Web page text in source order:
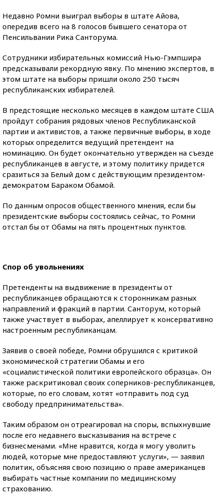
Недавно Ромни выиграл выборы в штате Айова,
опередив всего на 8 голосов бывшего сенатора от
Пенсильвании Рика Санторума.
Сотрудники избирательных комиссий Нью-Гэмпшира
предсказывали рекордную явку. По мнению экспертов, в
этом штате на выборы пришли около 250 тысяч
республиканских избирателей.
В предстоящие несколько месяцев в каждом штате США
пройдут собрания рядовых членов Республиканской
партии и активистов, а также первичные выборы, в ходе
которых определится ведущий претендент на
номинацию. Он будет окончательно утвержден на съезде
республиканцев в августе, и этому политику придется
сразиться за Белый дом с действующим президентом-
демократом Бараком Обамой.
По данным опросов общественного мнения, если бы
президентские выборы состоялись сейчас, то Ромни
отстал бы от Обамы на пять процентных пунктов.
Спор об увольнениях
Претенденты на выдвижение в президенты от
республиканцев обращаются к сторонникам разных
направлений и фракций в партии. Санторум, который
также участвует в выборах, апеллирует к консервативно
настроенным республиканцам.
Заявив о своей победе, Ромни обрушился с критикой
экономической стратегии Обамы и его
«социалистической политики европейского образца». Он
также раскритиковал своих соперников-республиканцев,
которые, по его словам, хотят «отправить под суд
свободу предпринимательства».
Таким образом он отреагировал на споры, вспыхнувшие
после его недавнего высказывания на встрече с
бизнесменами. «Мне нравится, когда я могу уволить
людей, которые мне предоставляют услуги», — заявил
политик, объясняя свою позицию о праве американцев
выбирать частные компании по медицинскому
страхованию.